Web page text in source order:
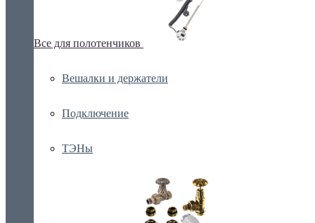
Все для полотенчиков
Вешалки и держатели
Подключение
ТЭНы